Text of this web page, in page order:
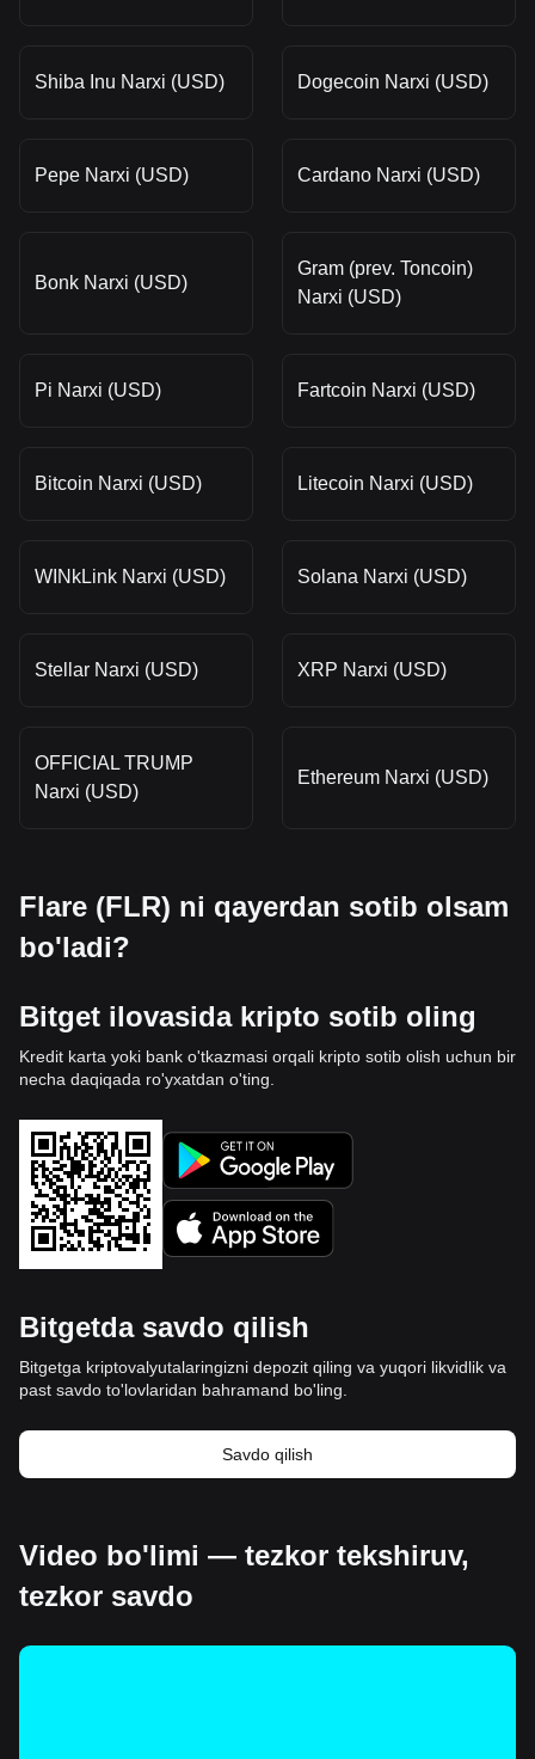
Shiba Inu Narxi (USD) Dogecoin Narxi (USD)
Pepe Narxi (USD) Cardano Narxi (USD)
Bonk Narxi (USD)
Gram (prev. Toncoin)
Narxi (USD)
Pi Narxi (USD) Fartcoin Narxi (USD)
Bitcoin Narxi (USD) Litecoin Narxi (USD)
WINkLink Narxi (USD) Solana Narxi (USD)
Stellar Narxi (USD) XRP Narxi (USD)
OFFICIAL TRUMP
Narxi (USD)
Ethereum Narxi (USD)
Flare (FLR) ni qayerdan sotib olsam
bo'ladi?
Bitget ilovasida kripto sotib oling
Kredit karta yoki bank o'tkazmasi orqali kripto sotib olish uchun bir
necha daqiqada ro'yxatdan o'ting.
Bitgetda savdo qilish
Bitgetga kriptovalyutalaringizni depozit qiling va yuqori likvidlik va
past savdo to'lovlaridan bahramand bo'ling.
Savdo qilish
Video bo'limi — tezkor tekshiruv,
tezkor savdo